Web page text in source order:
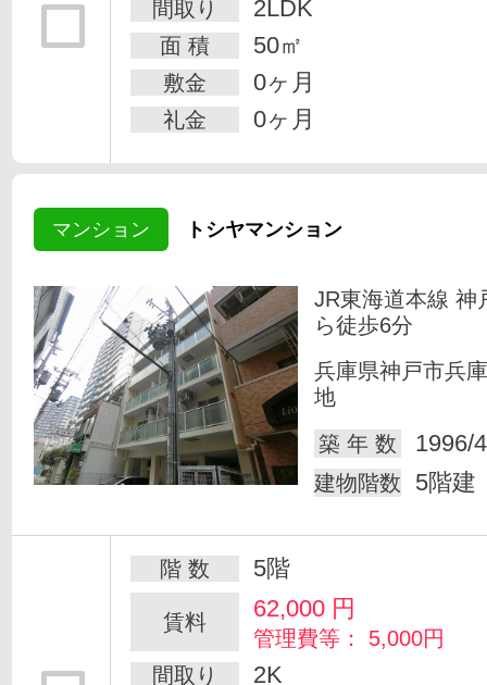
間取り 2LDK
面 積 50㎡
敷金 0ヶ月
礼金 0ヶ月
マンション トシヤマンション
JR東海道本線 神
ら徒歩6分
兵庫県神戸市兵
地
築 年 数
1996/
建物階数 5階建
階 数 5階
賃料 62,000 円
管理費等： 5,000円
間取り
2K